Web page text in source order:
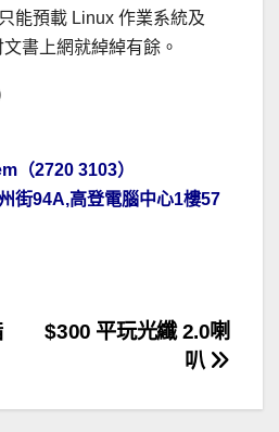
能預載 Linux 作業系統及
書上網就綽綽有餘。
（2720 3103）
街94A,高登電腦中心1樓57
$300 平玩光纖 2.0喇
叭